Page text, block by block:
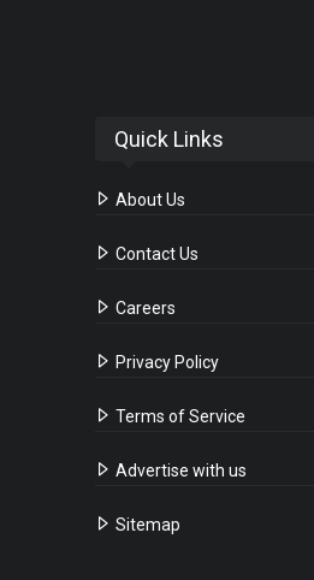
Quick Links
About Us
Contact Us
Careers
Privacy Policy
Terms of Service
Advertise with us
Sitemap